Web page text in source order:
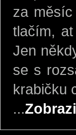
za
tlačím,
Jen
se s
krabičku
...